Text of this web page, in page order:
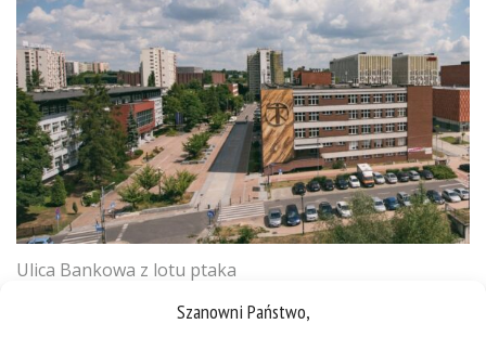
Szanowni Państwo,
Ulica Bankowa z lotu ptaka